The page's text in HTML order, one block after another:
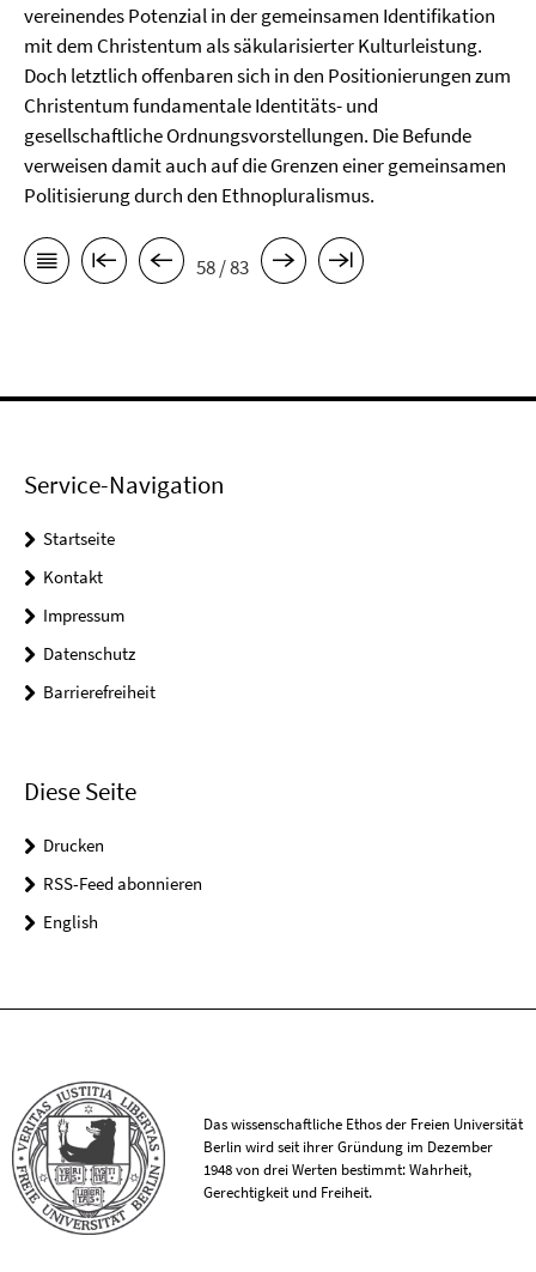
vereinendes Potenzial in der gemeinsamen Identifikation
mit dem Christentum als säkularisierter Kulturleistung.
Doch letztlich offenbaren sich in den Positionierungen zum
Christentum fundamentale Identitäts- und
gesellschaftliche Ordnungsvorstellungen. Die Befunde
verweisen damit auch auf die Grenzen einer gemeinsamen
Politisierung durch den Ethnopluralismus.
58 / 83
Service-Navigation
Startseite
Kontakt
Impressum
Datenschutz
Barrierefreiheit
Diese Seite
Drucken
RSS-Feed abonnieren
English
Das wissenschaftliche Ethos der Freien Universität
Berlin wird seit ihrer Gründung im Dezember
1948 von drei Werten bestimmt: Wahrheit,
Gerechtigkeit und Freiheit.